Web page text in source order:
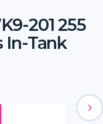
201 255
In-Tank